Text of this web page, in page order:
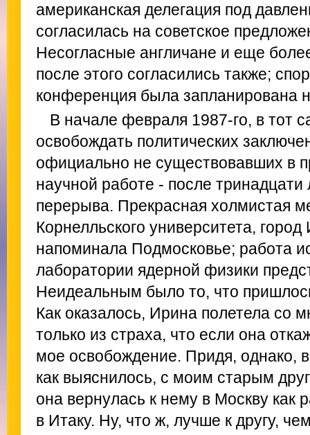
американская делегация под
согласилась на советское
Несогласные англичане и еще
после этого согласились также;
конференция была запланирована
В начале февраля 1987-го, в тот
освобождать политических
официально не существовавших в
научной работе - после тринадцати
перерыва. Прекрасная холмистая
Корнелльского университета,
напоминала Подмосковье; работа
лаборатории ядерной физики
Неидеальным было то, что
Как оказалось, Ирина полетела со
только из страха, что если она
мое освобождение. Придя, однако,
как выяснилось, с моим старым
она вернулась к нему в Москву как
в Итаку. Ну, что ж, лучше к другу,